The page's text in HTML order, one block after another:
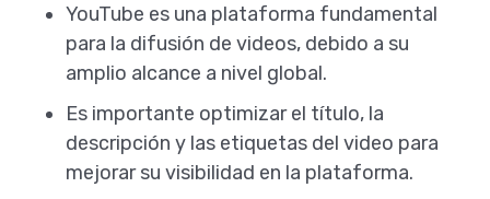
YouTube es una plataforma fundamental
para la difusión de videos, debido a su
amplio alcance a nivel global.
Es importante optimizar el título, la
descripción y las etiquetas del video para
mejorar su visibilidad en la plataforma.